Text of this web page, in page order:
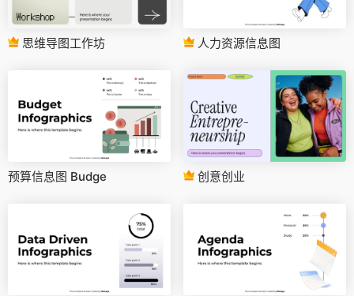
思维导图工作坊 人力资源信息图
预算信息图 Budge 创意创业